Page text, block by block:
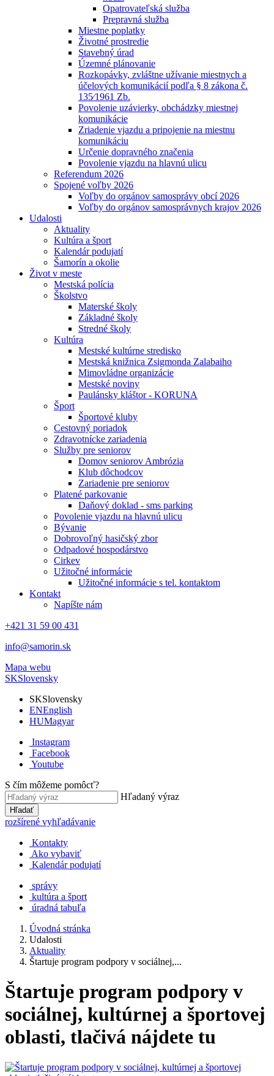
Opatrovateľská služba
Prepravná služba
Miestne poplatky
Životné prostredie
Stavebný úrad
Územné plánovanie
Rozkopávky, zvláštne užívanie miestnych a
účelových komunikácií podľa § 8 zákona č.
135⁄1961 Zb.
Povolenie uzávierky, obchádzky miestnej
komunikácie
Zriadenie vjazdu a pripojenie na miestnu
komunikáciu
Určenie dopravného značenia
Povolenie vjazdu na hlavnú ulicu
Referendum 2026
Spojené voľby 2026
Voľby do orgánov samosprávy obcí 2026
Voľby do orgánov samosprávnych krajov 2026
Udalosti
Aktuality
Kultúra a šport
Kalendár podujatí
Šamorín a okolie
Život v meste
Mestská polícia
Školstvo
Materské školy
Základné školy
Stredné školy
Kultúra
Mestské kultúrne stredisko
Mestská knižnica Zsigmonda Zalabaiho
Mimovládne organizácie
Mestské noviny
Paulánsky kláštor - KORUNA
Šport
Športové kluby
Cestovný poriadok
Zdravotnícke zariadenia
Služby pre seniorov
Domov seniorov Ambrózia
Klub dôchodcov
Zariadenie pre seniorov
Platené parkovanie
Daňový doklad - sms parking
Povolenie vjazdu na hlavnú ulicu
Bývanie
Dobrovoľný hasičský zbor
Odpadové hospodárstvo
Cirkev
Užitočné informácie
Užitočné informácie s tel. kontaktom
Kontakt
Napíšte nám
+421 31 59 00 431
info@samorin.sk
Mapa webu
SKSlovensky
SKSlovensky
ENEnglish
HUMagyar
Instagram
Facebook
Youtube
S čím môžeme pomôcť?
Hľadaný výraz
Hľadať
rozšírené vyhľadávanie
Kontakty
Ako vybaviť
Kalendár podujatí
správy
kultúra a šport
úradná tabuľa
Úvodná stránka
Udalosti
Aktuality
Štartuje program podpory v sociálnej,...
Štartuje program podpory v
sociálnej, kultúrnej a športovej
oblasti, tlačivá nájdete tu